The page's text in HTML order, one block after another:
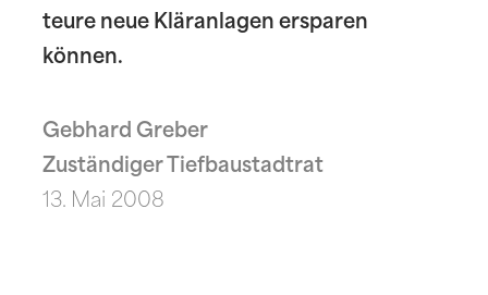
teure neue Kläranlagen ersparen
können.
Gebhard Greber
Zuständiger Tiefbaustadtrat
13. Mai 2008